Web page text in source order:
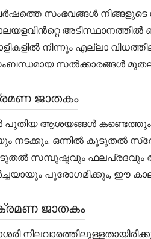
സംഭവങ്ങൾ നിങ്ങളുടെ
കാലയളവിൻറ്റെ
നിന്നും എല്ലാ
സംബന്ധമായ
ജാതകം
പുതിയ ആശയങ്ങൾ കണ്ടെത്തും.
നടക്കും. ഒന്നിൽ കൂടുതൽ
സമ്പുഷ്ടവും ഫലപ്രദവും
പുരോഗമിക്കും, ഈ
ജാതകം